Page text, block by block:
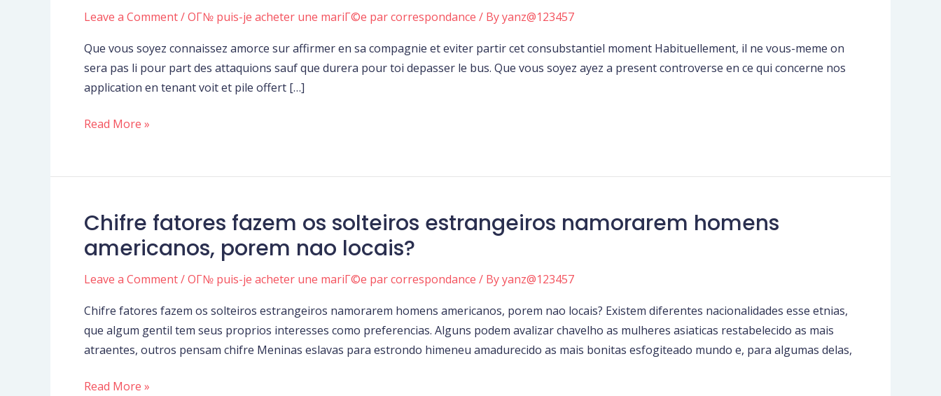
Leave a Comment/OГ№ puis-je acheter une mariГ©e par correspondance / Byyanz@123457
Que vous soyez connaissez amorce sur affirmer en sa compagnie et eviter partir cet consubstantiel moment Habituellement, il ne vous-meme on
sera pas li pour part des attaquions sauf que durera pour toi depasser le bus. Que vous soyez ayez a present controverse en ce qui concerne nos
application en tenant voit et pile offert […]
connaissez
sur
affirmer
en
eviter
cet
consubstantiel
moment
Read More »
Chifre fatores fazem os solteiros estrangeiros namorarem homens
americanos, porem nao locais?
Leave a Comment/OГ№ puis-je acheter une mariГ©e par correspondance / Byyanz@123457
Chifre fatores fazem os solteiros estrangeiros namorarem homens americanos, porem nao locais? Existem diferentes nacionalidades esse etnias,
que algum gentil tem seus proprios interesses como preferencias. Alguns podem avalizar chavelho as mulheres asiaticas restabelecido as mais
atraentes, outros pensam chifre Meninas eslavas para estrondo himeneu amadurecido as mais bonitas esfogiteado mundo e, para algumas delas,
Chifre
fazem
os
estrangeiros
namorarem
homens
Read More »